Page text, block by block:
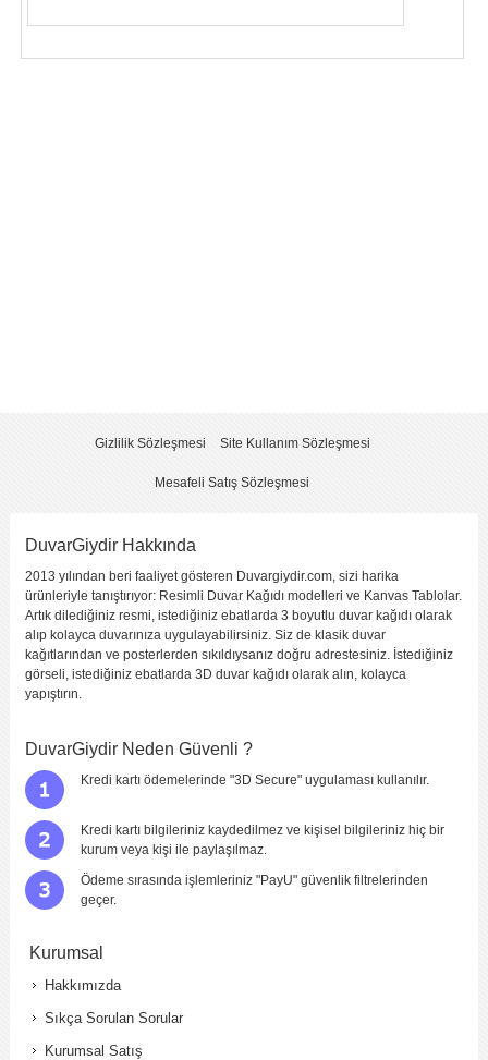
Gizlilik Sözleşmesi Site Kullanım Sözleşmesi
Mesafeli Satış Sözleşmesi
DuvarGiydir Hakkında
2013 yılından beri faaliyet gösteren Duvargiydir.com, sizi harika
ürünleriyle tanıştırıyor: Resimli Duvar Kağıdı modelleri ve Kanvas Tablolar.
Artık dilediğiniz resmi, istediğiniz ebatlarda 3 boyutlu duvar kağıdı olarak
alıp kolayca duvarınıza uygulayabilirsiniz. Siz de klasik duvar
kağıtlarından ve posterlerden sıkıldıysanız doğru adrestesiniz. İstediğiniz
görseli, istediğiniz ebatlarda 3D duvar kağıdı olarak alın, kolayca
yapıştırın.
DuvarGiydir Neden Güvenli ?
Kredi kartı ödemelerinde "3D Secure" uygulaması kullanılır.
Kredi kartı bilgileriniz kaydedilmez ve kişisel bilgileriniz hiç bir
kurum veya kişi ile paylaşılmaz.
Ödeme sırasında işlemleriniz "PayU" güvenlik filtrelerinden
geçer.
Kurumsal
Hakkımızda
Sıkça Sorulan Sorular
Kurumsal Satış